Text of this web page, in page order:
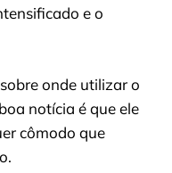
e o
onde utilizar o
notícia é que ele
cômodo que